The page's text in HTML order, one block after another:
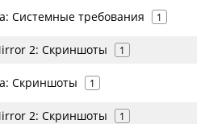
Системные требования 1
2: Скриншоты 1
Скриншоты 1
2: Скриншоты 1